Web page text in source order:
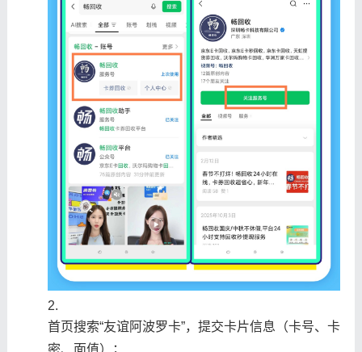
首页搜索“友谊阿波罗卡”，提交卡片信息（卡号、卡